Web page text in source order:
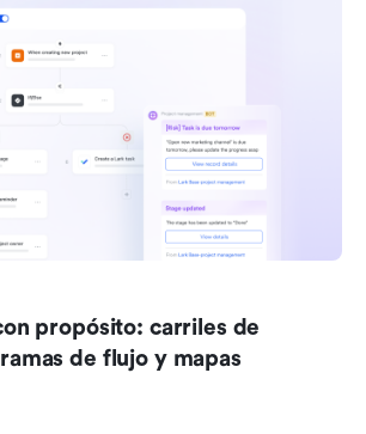
propósito: carriles de
de flujo y mapas